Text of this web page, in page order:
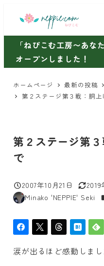
ン
ン
「ねぴこむ工房〜あな
オープンしました！
ホームページ 最新の投稿
第２ステージ第３戦：胴
第２ステージ第
で
投稿日
2007年10月21日
更新日
2019
著
Minako 'NEPPIE' Seki
涙が出るほど感動しまし